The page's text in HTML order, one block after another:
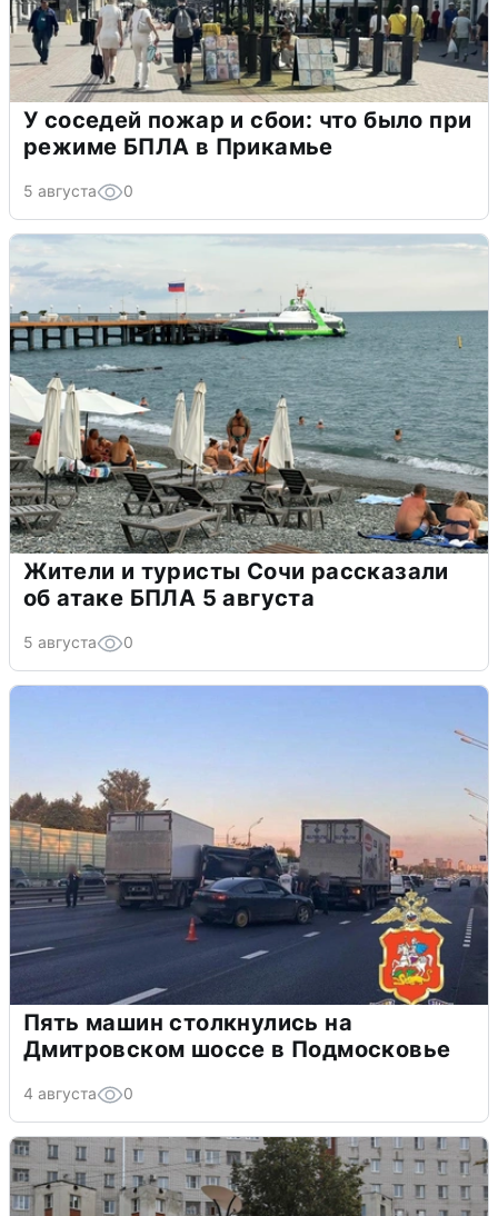
У соседей пожар и сбои: что было при
режиме БПЛА в Прикамье
5 августа 0
Жители и туристы Сочи рассказали
об атаке БПЛА 5 августа
5 августа 0
Пять машин столкнулись на
Дмитровском шоссе в Подмосковье
4 августа 0